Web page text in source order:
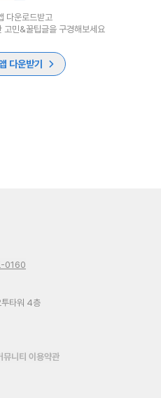
다운로드받고
고민&꿀팁글을 구경해보세요
다운받기
-0160
투타워 4층
뮤니티 이용약관